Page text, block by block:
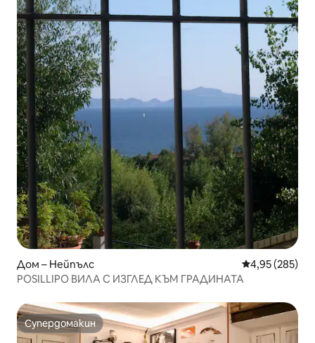
Дом – Нейпълс Средна
4,95 (285)
POSILLIPO ВИЛА С ИЗГЛЕД КЪМ ГРАДИНАТА
Супердомакин
Супердомакин